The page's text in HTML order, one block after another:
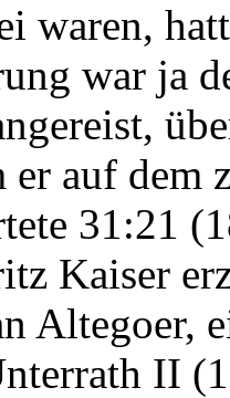
waren,
war ja
auf dem
31:21
Kaiser
Altegoer,
II